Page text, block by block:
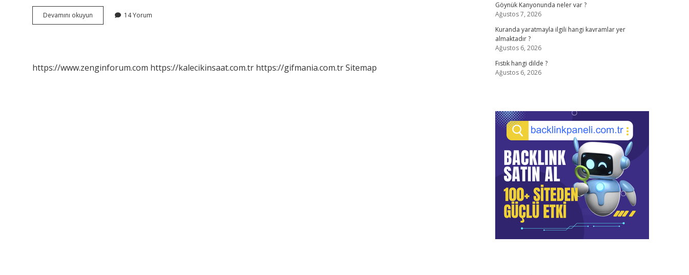
Devamını okuyun
Duygusal
14 Yorum
https://www.zenginforum.com https://kalecikinsaat.com.tr https://gifmania.com.trSitemap
Göynük Kanyonunda neler var ?
Ağustos 7, 2026
Kuranda yaratmayla ilgili hangi kavramlar yer
almaktadır ?
Ağustos 6, 2026
Fıstık hangi dilde ?
Ağustos 6, 2026